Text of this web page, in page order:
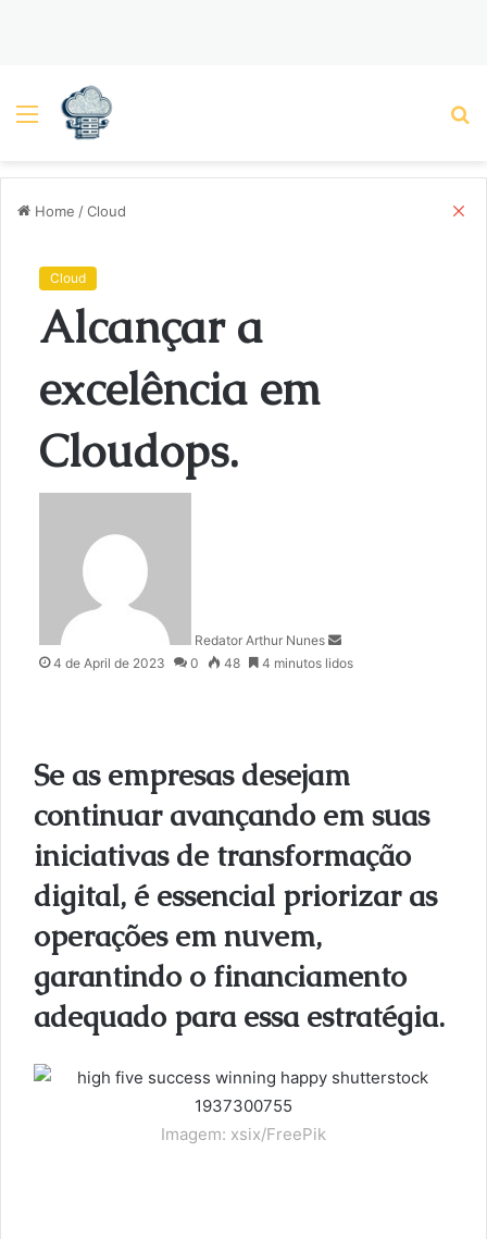
Menu
Home /Cloud
Cloud
Alcançar a
excelência em
Cloudops.
Redator Arthur Nunes
m
4 de April de 2023 0 48 4 minutos lidos
Se as empresas desejam
continuar avançando em suas
iniciativas de transformação
digital, é essencial priorizar as
operações em nuvem,
garantindo o financiamento
adequado para essa estratégia.
Imagem: xsix/FreePik